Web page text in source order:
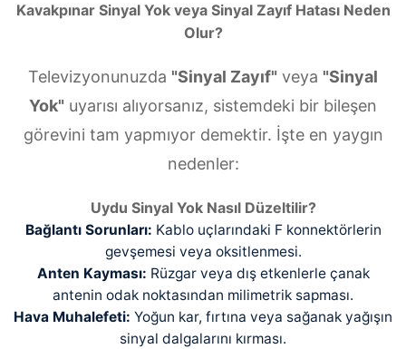
Kavakpınar Sinyal Yok veya Sinyal Zayıf Hatası Neden
Olur?
Televizyonunuzda "Sinyal Zayıf" veya "Sinyal
Yok" uyarısı alıyorsanız, sistemdeki bir bileşen
görevini tam yapmıyor demektir. İşte en yaygın
nedenler:
Uydu Sinyal Yok Nasıl Düzeltilir?
Bağlantı Sorunları: Kablo uçlarındaki F konnektörlerin
gevşemesi veya oksitlenmesi.
Anten Kayması: Rüzgar veya dış etkenlerle çanak
antenin odak noktasından milimetrik sapması.
Hava Muhalefeti: Yoğun kar, fırtına veya sağanak yağışın
sinyal dalgalarını kırması.